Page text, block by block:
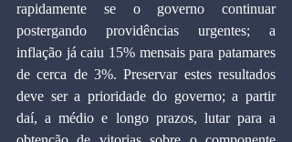
rapidamente se o governo continuar
postergando providências urgentes; a
inflação já caiu 15% mensais para patamares
de cerca de 3%. Preservar estes resultados
deve ser a prioridade do governo; a partir
daí, a médio e longo prazos, lutar para a